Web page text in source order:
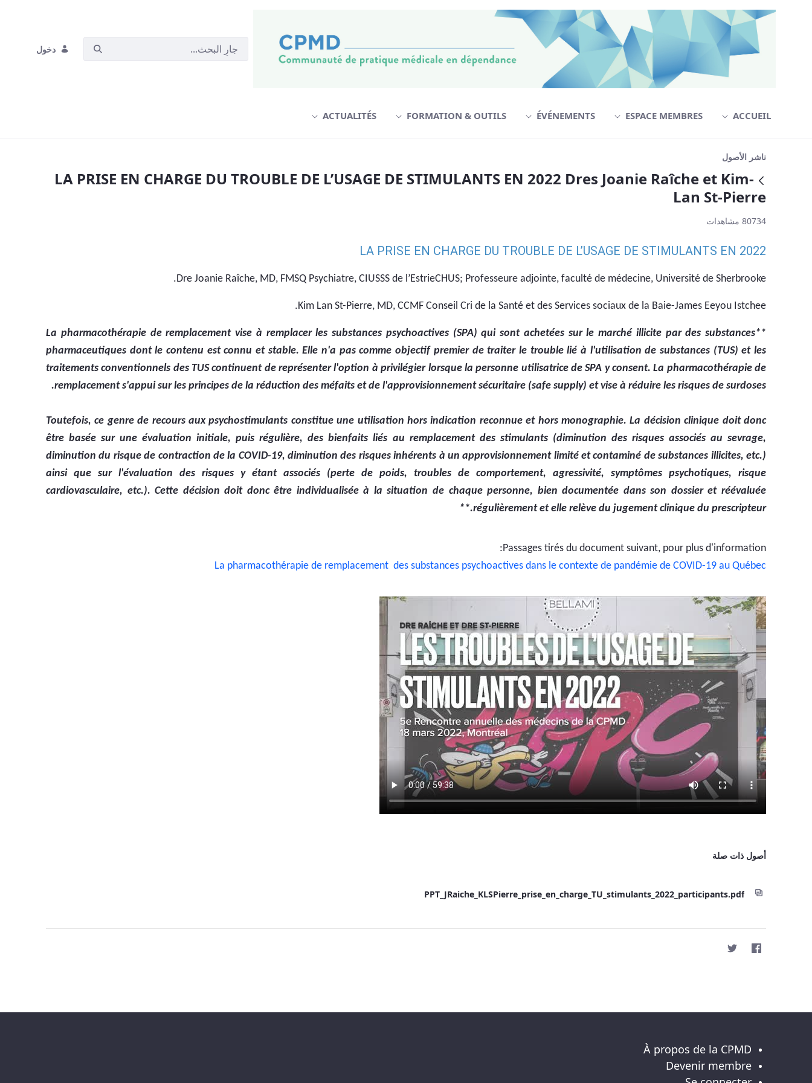
التخطي للمحتوى
دخول
ACCUEIL
ESPACE MEMBRES
ÉVÉNEMENTS
FORMATION & OUTILS
ACTUALITÉS
ناشر الأصول
عودة
LA PRISE EN CHARGE DU TROUBLE DE L’USAGE DE STIMULANTS EN 2022 Dres Joanie Raîche et Kim-
Lan St-Pierre
80734 مشاهدات
LA PRISE EN CHARGE DU TROUBLE DE L’USAGE DE STIMULANTS EN 2022
Dre Joanie Raîche, MD, FMSQ Psychiatre, CIUSSS de l’EstrieCHUS; Professeure adjointe, faculté de médecine, Université de Sherbrooke.
Kim Lan St-Pierre, MD, CCMF Conseil Cri de la Santé et des Services sociaux de la Baie-James Eeyou Istchee.
**La pharmacothérapie de remplacement vise à remplacer les substances psychoactives (SPA) qui sont achetées sur le marché illicite par des substances
pharmaceutiques dont le contenu est connu et stable. Elle n'a pas comme objectif premier de traiter le trouble lié à l'utilisation de substances (TUS) et les
traitements conventionnels des TUS continuent de représenter l'option à privilégier lorsque la personne utilisatrice de SPA y consent. La pharmacothérapie de
remplacement s'appui sur les principes de la réduction des méfaits et de l'approvisionnement sécuritaire (safe supply) et vise à réduire les risques de surdoses.
Toutefois, ce genre de recours aux psychostimulants constitue une utilisation hors indication reconnue et hors monographie. La décision clinique doit donc
être basée sur une évaluation initiale, puis régulière, des bienfaits liés au remplacement des stimulants (diminution des risques associés au sevrage,
diminution du risque de contraction de la COVID-19, diminution des risques inhérents à un approvisionnement limité et contaminé de substances illicites, etc.)
ainsi que sur l'évaluation des risques y étant associés (perte de poids, troubles de comportement, agressivité, symptômes psychotiques, risque
cardiovasculaire, etc.). Cette décision doit donc être individualisée à la situation de chaque personne, bien documentée dans son dossier et réévaluée
régulièrement et elle relève du jugement clinique du prescripteur.**
Passages tirés du document suivant, pour plus d'information:
La pharmacothérapie de remplacement des substances psychoactives dans le contexte de pandémie de COVID-19 au Québec
أصول ذات صلة
PPT_JRaiche_KLSPierre_prise_en_charge_TU_stimulants_2022_participants.pdf
À propos de la CPMD
Devenir membre